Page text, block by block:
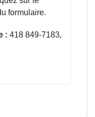
formulaire.
: 418 849-7183,